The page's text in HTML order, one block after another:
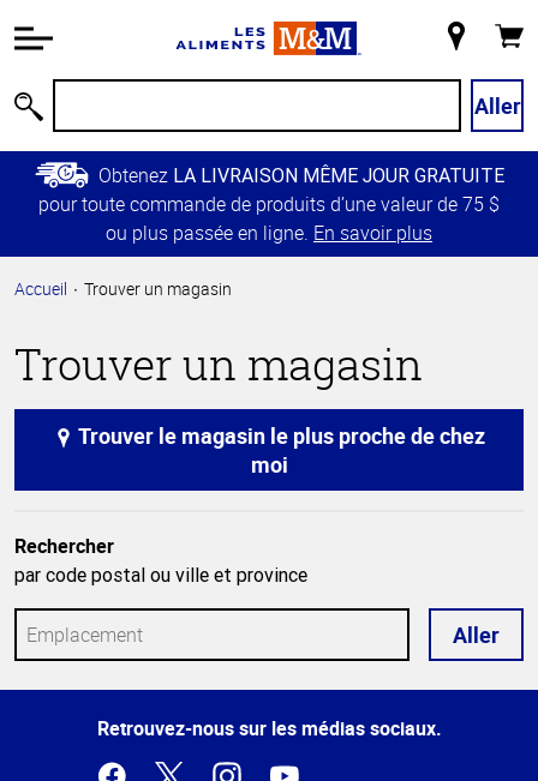
relative à
Passer
contenu
principal
Retour à
principale
magasin
Aller
Obtenez LA LIVRAISON MÊME JOUR GRATUITE
pour toute commande de produits d’une valeur de 75 $
ou plus passée en ligne. En savoir plus
Accueil Trouver un magasin
Trouver un magasin
moi
Rechercher
par code postal ou ville et province
Aller
Retrouvez-nous sur les médias sociaux.